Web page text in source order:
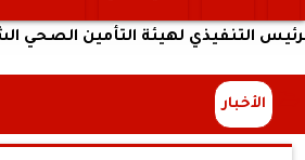
لهيئة التأمين الصحي الشامل
الأخبار